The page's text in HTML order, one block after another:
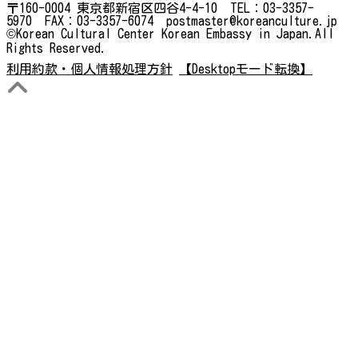
〒160-0004 東京都新宿区四谷4-4-10 TEL：03-3357-
5970 FAX：03-3357-6074 postmaster@koreanculture.jp
©Korean Cultural Center Korean Embassy in Japan.All
Rights Reserved.
利用約款・個人情報処理方針
【Desktopモード転換】